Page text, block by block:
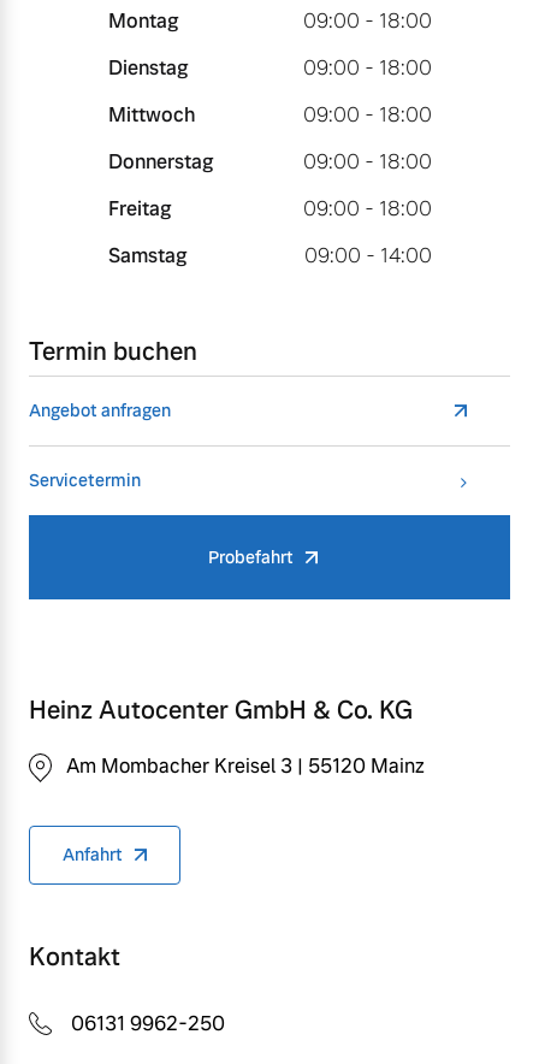
Montag
09:00 - 18:00
Dienstag
09:00 - 18:00
Mittwoch
09:00 - 18:00
Donnerstag
09:00 - 18:00
Freitag
09:00 - 18:00
Samstag
09:00 - 14:00
Termin buchen
Angebot anfragen
Servicetermin
Probefahrt
Heinz Autocenter GmbH & Co. KG
Am Mombacher Kreisel 3 | 55120 Mainz
Anfahrt
Kontakt
06131 9962-250